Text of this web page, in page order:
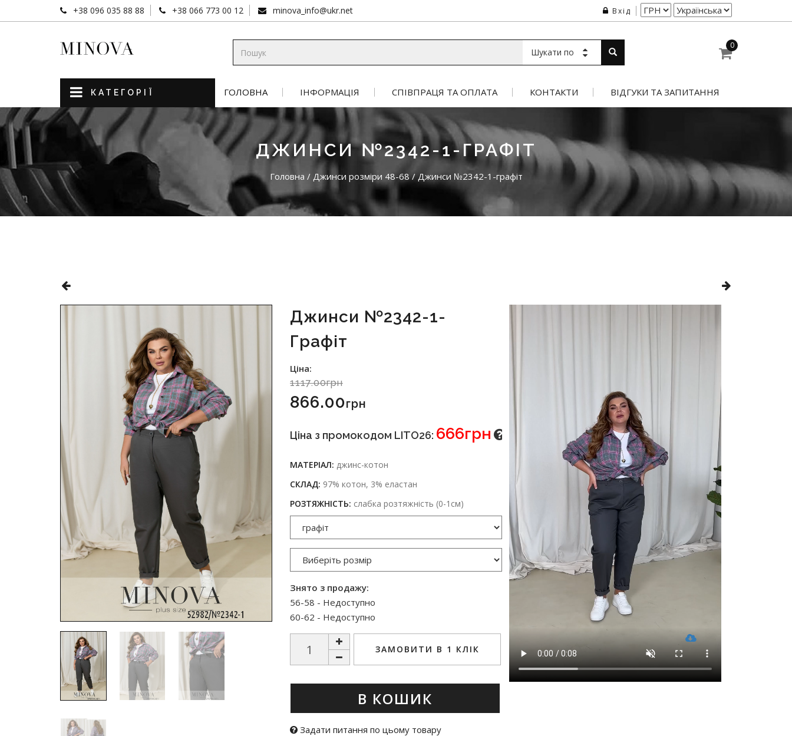
+38 096 035 88 88 +38 066 773 00 12 minova_info@ukr.net Вхід
Шукати по
0
КАТЕГОРІЇ ГОЛОВНА ІНФОРМАЦІЯ СПІВПРАЦЯ ТА ОПЛАТА КОНТАКТИ ВІДГУКИ ТА ЗАПИТАННЯ
ДЖИНСИ №2342-1-ГРАФІТ
Головна / Джинси розміри 48-68/ Джинси №2342-1-графіт
Джинси №2342-1-
Графіт
Ціна:
1117.00грн
866.00Грн
Ціна з промокодом LITO26: 666грн
МАТЕРІАЛ: джинс-котон
СКЛАД: 97% котон, 3% еластан
РОЗТЯЖНІСТЬ: слабка розтяжність (0-1см)
Знято з продажу:
56-58 - Недоступно
60-62 - Недоступно
ЗАМОВИТИ В 1 КЛІК
В КОШИК
Задати питання по цьому товару